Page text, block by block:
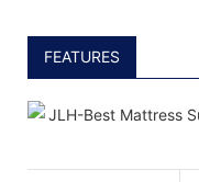
FEATURES